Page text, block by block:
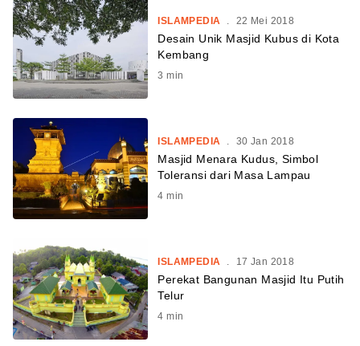
ISLAMPEDIA 22 Mei 2018
Desain Unik Masjid Kubus di Kota
Kembang
3 min
ISLAMPEDIA 30 Jan 2018
Masjid Menara Kudus, Simbol
Toleransi dari Masa Lampau
4 min
ISLAMPEDIA . 17 Jan 2018
Perekat Bangunan Masjid Itu Putih
Telur
4 min